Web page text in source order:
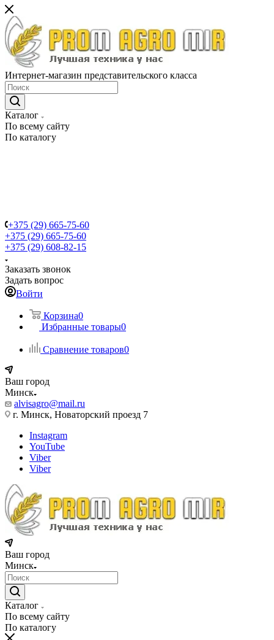
Интернет-магазин представительского класса
Каталог
По всему сайту
По каталогу
+375 (29) 665-75-60
+375 (29) 665-75-60
+375 (29) 608-82-15
Заказать звонок
Задать вопрос
Войти
Корзина0
Избранные товары0
Сравнение товаров0
Ваш город
Минск
alvisagro@mail.ru
г. Минск, Новаторский проезд 7
Instagram
YouTube
Viber
Viber
Ваш город
Минск
Каталог
По всему сайту
По каталогу